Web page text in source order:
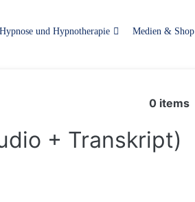
Hypnose und Hypnotherapie Medien & Shop
0items
+ Transkript)